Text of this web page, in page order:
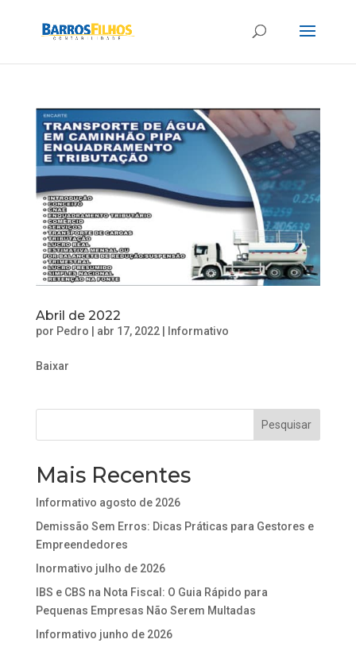
Abril de 2022
por Pedro abr 17, 2022| Informativo
Baixar
Mais Recentes
Informativo agosto de 2026
Demissão Sem Erros: Dicas Práticas para Gestores e
Empreendedores
Inormativo julho de 2026
IBS e CBS na Nota Fiscal: O Guia Rápido para
Pequenas Empresas Não Serem Multadas
Informativo junho de 2026